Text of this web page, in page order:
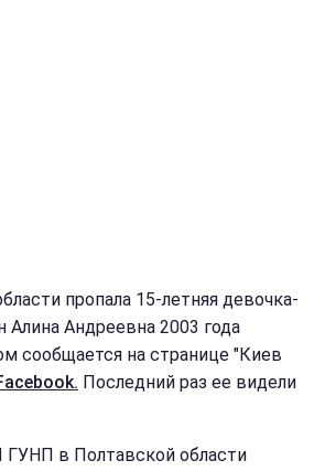
пропала 15-летняя девочка-
Алина Андреевна 2003 года
сообщается на странице "Киев
Последний раз ее видели
в Полтавской области